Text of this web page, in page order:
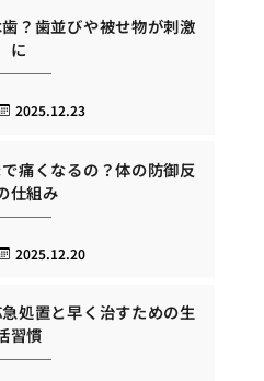
？歯並びや被せ物が刺激
に
2025.12.23
痛くなるの？体の防御反
仕組み
2025.12.20
処置と早く治すための生
習慣